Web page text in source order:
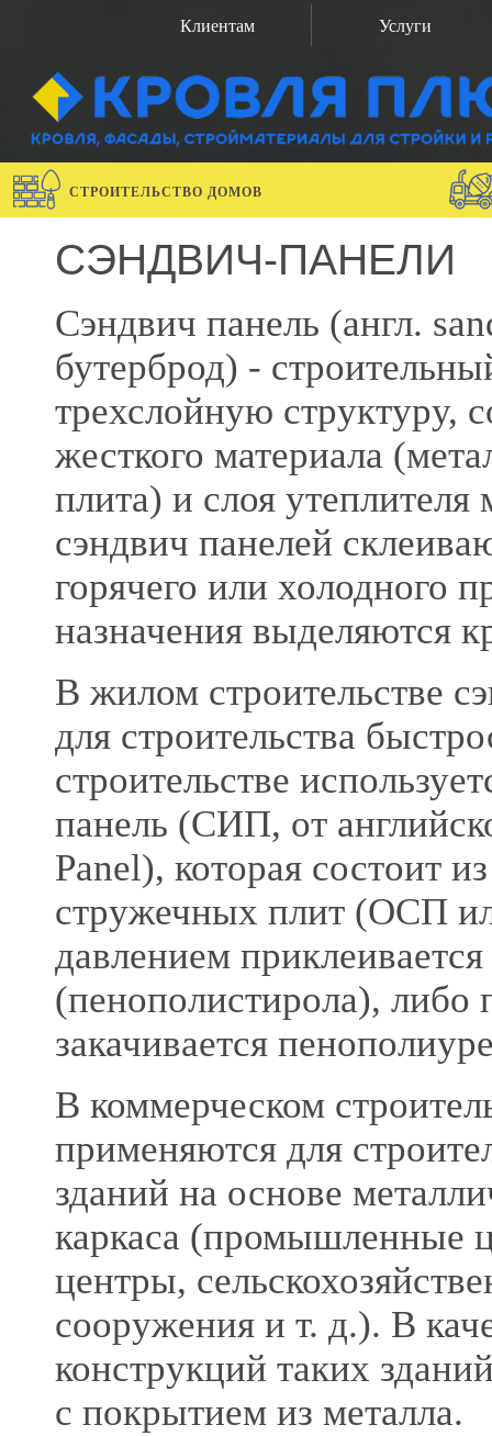
Клиентам Услуги
СТРОИТЕЛЬСТВО ДОМОВ
СЭНДВИЧ-ПАНЕЛИ
Сэндвич панель (англ.
бутерброд) -
трехслойную структуру,
жесткого материала
плита) и слоя
сэндвич панелей
горячего или холодного
назначения выделяются
В жилом строительстве
для строительства
строительстве
панель (СИП, от
Panel), которая состоит
стружечных плит (ОСП
давлением
(пенополистирола), либо
закачивается
В коммерческом
применяются для
зданий на основе
каркаса (промышленные
центры,
сооружения и т. д.). В
конструкций таких
с покрытием из металла.